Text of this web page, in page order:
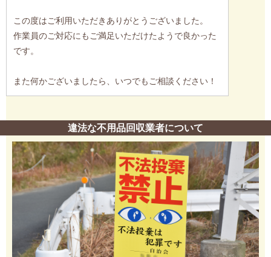
この度はご利用いただきありがとうございました。
作業員のご対応にもご満足いただけたようで良かった
です。
また何かございましたら、いつでもご相談ください！
違法な不用品回収業者について